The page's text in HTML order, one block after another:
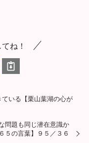
ね！
いる【栗山葉湖の心が
問題も同じ潜在意識か
５の言葉】９５／３６